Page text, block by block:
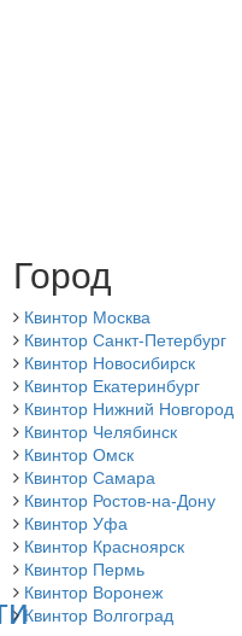
Город
Квинтор Москва
Квинтор Санкт-Петербург
Квинтор Новосибирск
Квинтор Екатеринбург
Квинтор Нижний Новгород
Квинтор Челябинск
Квинтор Омск
Квинтор Самара
Квинтор Ростов-на-Дону
Квинтор Уфа
Квинтор Красноярск
Квинтор Пермь
Квинтор Воронеж
Квинтор Волгоград